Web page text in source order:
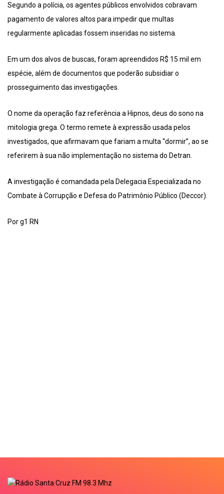
Segundo a polícia, os agentes públicos envolvidos cobravam
pagamento de valores altos para impedir que multas
regularmente aplicadas fossem inseridas no sistema.
Em um dos alvos de buscas, foram apreendidos R$ 15 mil em
espécie, além de documentos que poderão subsidiar o
prosseguimento das investigações.
O nome da operação faz referência a Hipnos, deus do sono na
mitologia grega. O termo remete à expressão usada pelos
investigados, que afirmavam que fariam a multa “dormir”, ao se
referirem à sua não implementação no sistema do Detran.
A investigação é comandada pela Delegacia Especializada no
Combate à Corrupção e Defesa do Patrimônio Público (Deccor).
Por g1 RN